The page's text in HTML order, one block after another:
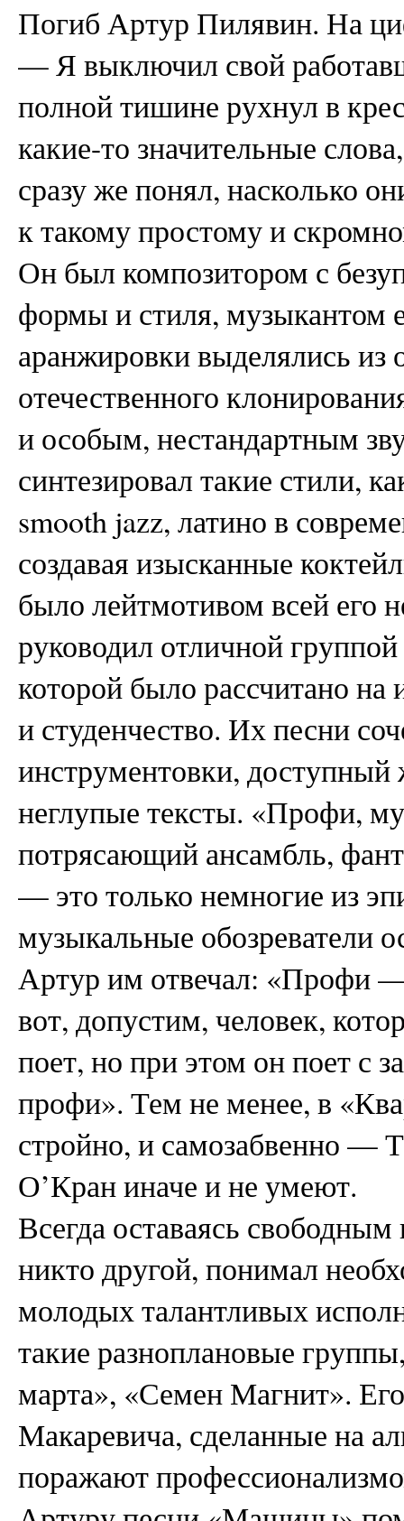
Погиб Артур Пилявин. На
— Я выключил свой
полной тишине рухнул в
какие-то значительные
сразу же понял, насколько
к такому простому и
Он был композитором с
формы и стиля, музыкантом
аранжировки выделялись из
отечественного
и особым, нестандартным
синтезировал такие стили,
smooth jazz, латино в
создавая изысканные
было лейтмотивом всей его
руководил отличной
которой было рассчитано
и студенчество. Их песни
инструментовки,
неглупые тексты. «Профи,
потрясающий ансамбль,
— это только немногие из
музыкальные обозреватели
Артур им отвечал: «Профи —
вот, допустим, человек,
поет, но при этом он поет с
профи». Тем не менее, в
стройно, и самозабвенно —
О’Кран иначе и не умеют.
Всегда оставаясь
никто другой, понимал
молодых талантливых
такие разноплановые
марта», «Семен Магнит».
Макаревича, сделанные на
поражают